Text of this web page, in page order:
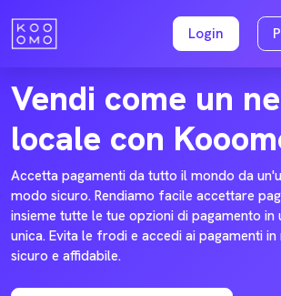
Login
KOOOMO PAYMENTS
Vendi come un
locale con
Accetta pagamenti da tutto il mondo da
modo sicuro. Rendiamo facile accettare
insieme tutte le tue opzioni di pagamento
unica. Evita le frodi e accedi ai pagamenti
sicuro e affidabile.